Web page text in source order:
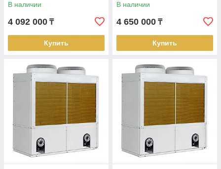
В наличии
4 092 000 ₸
Купить
В наличии
4 650 000 ₸
Купить